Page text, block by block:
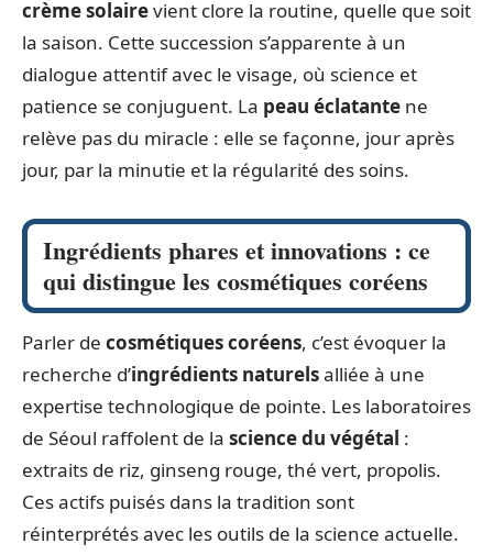
crème solairevient clore la routine, quelle que soit
la saison. Cette succession s’apparente à un
dialogue attentif avec le visage, où science et
patience se conjuguent. La peau éclatante ne
relève pas du miracle : elle se façonne, jour après
jour, par la minutie et la régularité des soins.
Ingrédients phares et innovations : ce
qui distingue les cosmétiques coréens
Parler de cosmétiques coréens, c’est évoquer la
recherche d’ingrédients naturelsalliée à une
expertise technologique de pointe. Les laboratoires
de Séoul raffolent de la science du végétal :
extraits de riz, ginseng rouge, thé vert, propolis.
Ces actifs puisés dans la tradition sont
réinterprétés avec les outils de la science actuelle.